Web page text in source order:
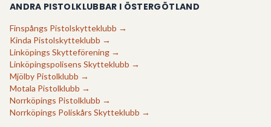
ANDRA PISTOLKLUBBAR I ÖSTERGÖTLAND
Finspångs Pistolskytteklubb →
Kinda Pistolskytteklubb →
Linköpings Skytteförening →
Linköpingspolisens Skytteklubb →
Mjölby Pistolklubb →
Motala Pistolklubb →
Norrköpings Pistolklubb →
Norrköpings Poliskårs Skytteklubb →